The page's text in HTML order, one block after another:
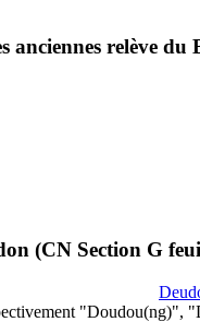
anciennes relève
(CN Section G
"Doudou(ng)",